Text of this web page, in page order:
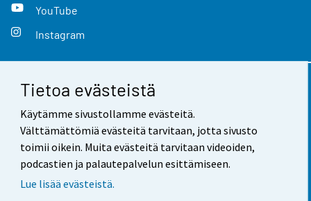
Tietoa evästeistä
Käytämme sivustollamme evästeitä.
Välttämättömiä evästeitä tarvitaan, jotta sivusto
toimii oikein. Muita evästeitä tarvitaan videoiden,
podcastien ja palautepalvelun esittämiseen.
Lue lisää evästeistä.
YouTube
Instagram
Yhteystiedot
Palaute
Käyttöehdot